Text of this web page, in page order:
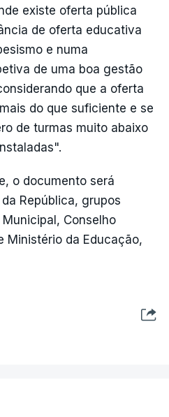
existe oferta pública
de oferta educativa
e numa
de uma boa gestão
que a oferta
do que suficiente e se
de turmas muito abaixo
o documento será
República, grupos
Conselho
Ministério da Educação,